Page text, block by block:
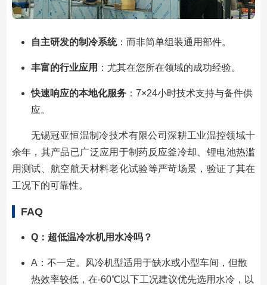
自主研发的制冷系统：而非简单组装通用部件。
丰富的行业应用 ：尤其在您所在领域的成功经验。
快速响应的本地化服务：7×24小时技术支持与备件供
应。
无锡冠亚恒温制冷技术有限公司深耕工业温控领域十
余年，其产品已广泛应用于制药反应釜冷却、锂电池热滥
用测试、航空航天材料老化试验等严苛场景，验证了其在
工况下的可靠性。
FAQ
Q：超低温冷水机用水冷吗？
A：不一定。风冷机型适用于缺水或小型车间，但散
热效率较低，在-60℃以下工况建议优先选用水冷，以